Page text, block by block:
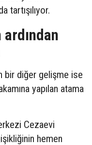
tartışılıyor.
bir diğer gelişme ise
yapılan atama
Cezaevi
hemen